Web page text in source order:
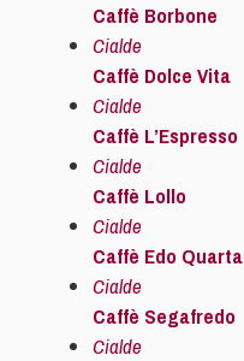
Caffè Borbone
Cialde
Caffè Dolce Vita
Cialde
Caffè L’Espresso
Cialde
Caffè Lollo
Cialde
Caffè Edo Quarta
Cialde
Caffè Segafredo
Cialde